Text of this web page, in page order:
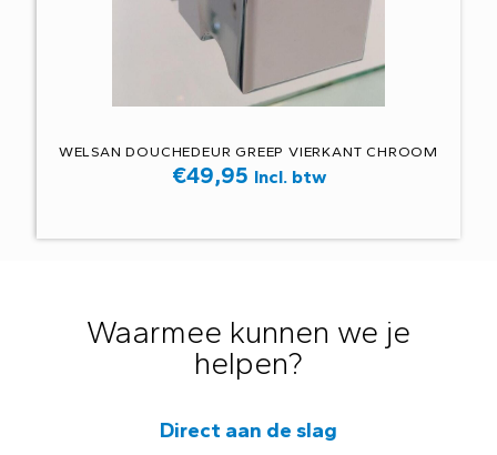
WELSAN DOUCHEDEUR GREEP VIERKANT CHROOM
€49,95 Incl. btw
Waarmee kunnen we je
helpen?
Direct aan de slag